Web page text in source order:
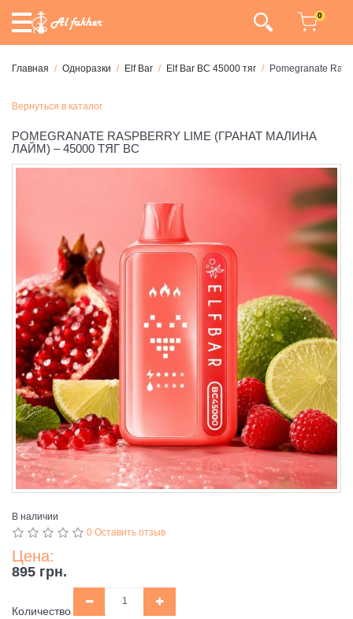
0
Главная Одноразки Elf Bar Elf Bar BC 45000 тяг Pomegranate
Вернуться в каталог
POMEGRANATE RASPBERRY LIME (ГРАНАТ МАЛИНА
ЛАЙМ) – 45000 ТЯГ BC
В наличии
0 Оставить отзыв
Цена:
895 грн.
Количество